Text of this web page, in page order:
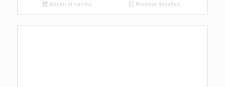
Añadir al carrito Mostrar detalles